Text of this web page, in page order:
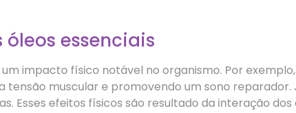
essenciais
impacto físico notável no organismo. Por
tensão muscular e promovendo um sono
Esses efeitos físicos são resultado da interação